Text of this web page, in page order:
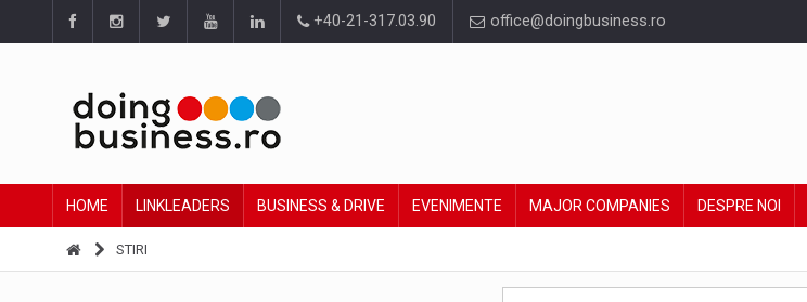
+40-21-317.03.90 office@doingbusiness.ro
HOME LINKLEADERS BUSINESS & DRIVE EVENIMENTE MAJOR COMPANIES DESPRE NOI
STIRI